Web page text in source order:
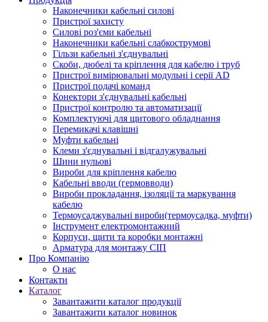
Наконечники кабельні силові
Пристрої захисту
Силові роз'єми кабельні
Наконечники кабельні слабкострумові
Гільзи кабельні з'єднувальні
Скоби, дюбелі та кріплення для кабелю і труб
Пристрої вимірювальні модульні і серії AD
Пристрої подачі команд
Конектори з'єднувальні кабельні
Пристрої контролю та автоматизації
Комплектуючі для щитового обладнання
Перемикачі клавішні
Муфти кабельні
Клеми з'єднувальні і відгалужувальні
Шини нульові
Вироби для кріплення кабелю
Кабельні вводи (гермовводи)
Вироби прокладання, iзоляції та маркування
кабелю
Термоусаджувальні вироби(термоусадка, муфти)
Інструмент електромонтажний
Корпуси, щити та коробки монтажні
Арматура для монтажу СІП
Про Компанію
О нас
Контакти
Каталог
Завантажити каталог продукції
Завантажити каталог новинок